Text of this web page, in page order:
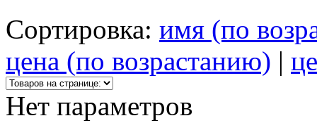
Сортировка: имя (по
цена (по возрастанию) |
Нет параметров